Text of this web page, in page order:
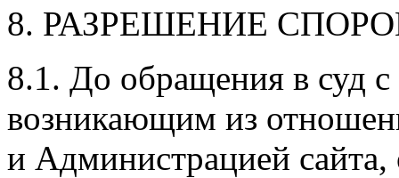
8. РАЗРЕШЕНИЕ
8.1. До обращения в суд
возникающим из
и Администрацией сайта,